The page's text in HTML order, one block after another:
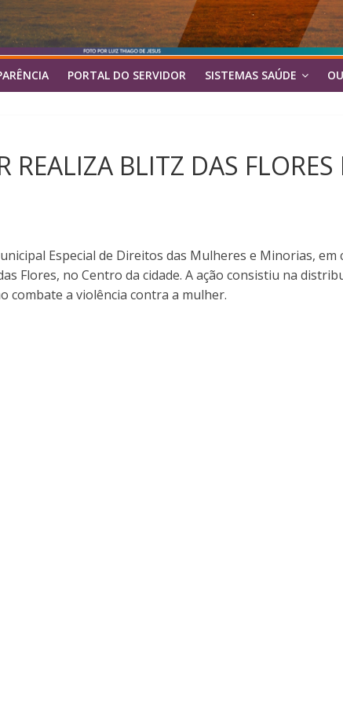
PORTAL DO SERVIDOR SISTEMAS SAÚDE
REALIZA BLITZ DAS
Especial de Direitos das Mulheres e Minorias, em
Flores, no Centro da cidade. A ação consistiu na
combate a violência contra a mulher.